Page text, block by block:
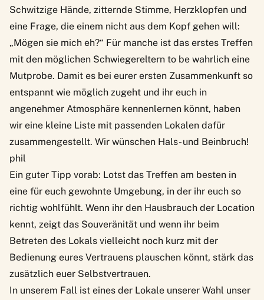
Schwitzige Hände, zitternde Stimme, Herzklopfen und
eine Frage, die einem nicht aus dem Kopf gehen will:
„Mögen sie mich eh?“ Für manche ist das erstes Treffen
mit den möglichen Schwiegereltern to be wahrlich eine
Mutprobe. Damit es bei eurer ersten Zusammenkunft so
entspannt wie möglich zugeht und ihr euch in
angenehmer Atmosphäre kennenlernen könnt, haben
wir eine kleine Liste mit passenden Lokalen dafür
zusammengestellt. Wir wünschen Hals- und Beinbruch!
phil
Ein guter Tipp vorab: Lotst das Treffen am besten in
eine für euch gewohnte Umgebung, in der ihr euch so
richtig wohlfühlt. Wenn ihr den Hausbrauch der Location
kennt, zeigt das Souveränität und wenn ihr beim
Betreten des Lokals vielleicht noch kurz mit der
Bedienung eures Vertrauens plauschen könnt, stärk das
zusätzlich euer Selbstvertrauen.
In unserem Fall ist eines der Lokale unserer Wahl unser